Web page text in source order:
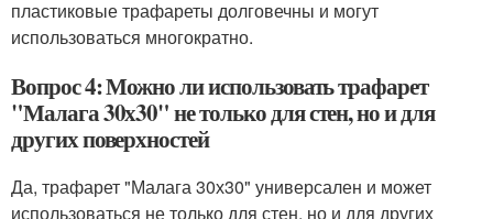
пластиковые трафареты долговечны и могут
использоваться многократно.
Вопрос 4: Можно ли использовать трафарет
"Малага 30х30" не только для стен, но и для
других поверхностей
Да, трафарет "Малага 30х30" универсален и может
использоваться не только для стен, но и для других